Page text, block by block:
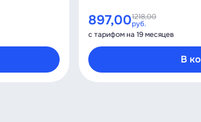
897,001218,00
руб.
с тарифом на 19 месяцев
В